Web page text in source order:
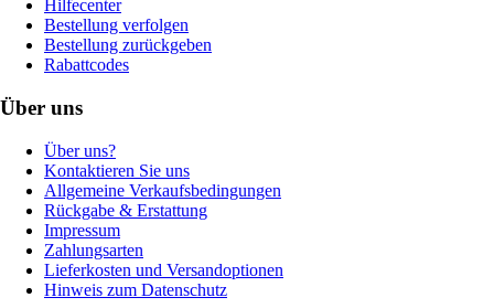
Hilfecenter
Bestellung verfolgen
Bestellung zurückgeben
Rabattcodes
Über uns
Über uns?
Kontaktieren Sie uns
Allgemeine Verkaufsbedingungen
Rückgabe & Erstattung
Impressum
Zahlungsarten
Lieferkosten und Versandoptionen
Hinweis zum Datenschutz